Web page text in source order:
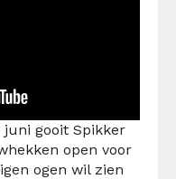
juni gooit Spikker
open voor
ogen wil zien